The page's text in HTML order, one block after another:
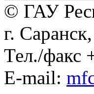
© ГАУ
г.
Тел./факс
E-mail: